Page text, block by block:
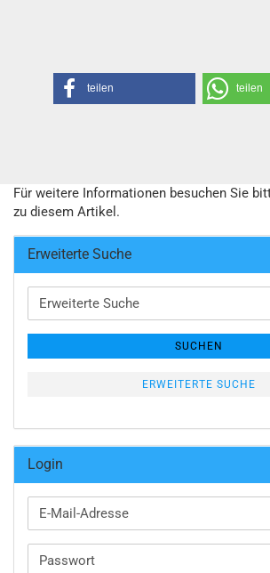
teilen teilen
Für weitere Informationen besuchen Sie
zu diesem Artikel.
Erweiterte Suche
Erweiterte
Suche
SUCHEN
ERWEITERTE SUCHE
Login
E-
Mail-
Passwort